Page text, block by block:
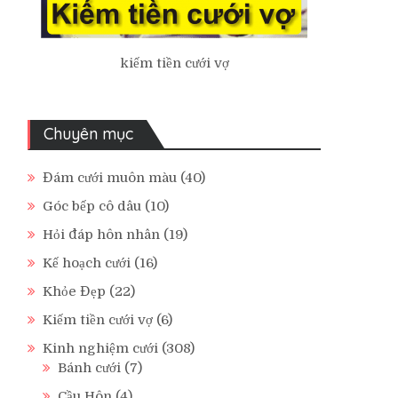
kiếm tiền cưới vợ
Chuyên mục
Đám cưới muôn màu (40)
Góc bếp cô dâu (10)
Hỏi đáp hôn nhân (19)
Kế hoạch cưới (16)
Khỏe Đẹp (22)
Kiếm tiền cưới vợ (6)
Kinh nghiệm cưới (308)
Bánh cưới (7)